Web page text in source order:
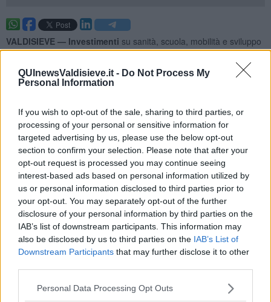
QUInewsValdisieve.it - Do Not Process My
Personal Information
If you wish to opt-out of the sale, sharing to third parties, or
processing of your personal or sensitive information for
targeted advertising by us, please use the below opt-out
section to confirm your selection. Please note that after your
opt-out request is processed you may continue seeing
interest-based ads based on personal information utilized by
us or personal information disclosed to third parties prior to
your opt-out. You may separately opt-out of the further
disclosure of your personal information by third parties on the
IAB’s list of downstream participants. This information may
also be disclosed by us to third parties on the IAB’s List of
Downstream Participants that may further disclose it to other
Personal Data Processing Opt Outs
VALDISIEVE — Investimenti su sanità, scuola, mobilità e sviluppo
economico affinché le cosiddette aree interne a rischio
spopolamento possano rinascere e crescere. È quanto prevede
l’accordo firmatoquesta mattina -trala vicepresidente della
RegioneToscana,Stefania Saccardi,
da vicino i comuni della Valdisieve: Londa, Pelago, Pontassieve,
Rufina e San Godenzo.Un’intesa finalizzata a un “accordo di
programma quadro” come quelli già sottoscritti per altre zone
toscane.
Il piano coinvolge diversi centri toscani dell’area oltre che della
Valdisieve, del Valdarno, Mugello e Val di Bisenzio: zone
caratterizzate da “aree interne” che soffrono per la mancanza di
servizi e che, con l’accordo sottoscritto, saranno al centro di un
rilancio delproprioterritorio.
Il protocollo d’intesa prevede interventi per circa 7,5 milioni di euro
su settori come sanità, scuola, trasporti e sviluppo economico
contrastare il declino demografico e rilanciare la crescita